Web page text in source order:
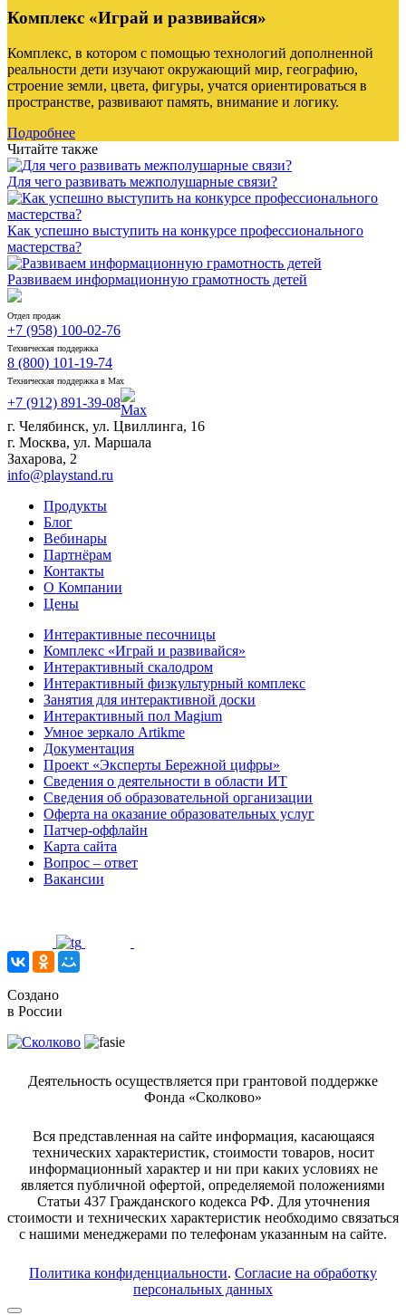
Комплекс «Играй и развивайся»
Комплекс, в котором с помощью технологий дополненной
реальности дети изучают окружающий мир, географию,
строение земли, цвета, фигуры, учатся ориентироваться в
пространстве, развивают память, внимание и логику.
Подробнее
Читайте также
Для чего развивать межполушарные связи?
Как успешно выступить на конкурсе профессионального
мастерства?
Развиваем информационную грамотность детей
Отдел продаж
+7 (958) 100-02-76
Техническая поддержка
8 (800) 101-19-74
Техническая поддержка в Max
+7 (912) 891-39-08
г. Челябинск, ул. Цвиллинга, 16
г. Москва, ул. Маршала
Захарова, 2
info@playstand.ru
Продукты
Блог
Вебинары
Партнёрам
Контакты
О Компании
Цены
Интерактивные песочницы
Комплекс «Играй и развивайся»
Интерактивный скалодром
Интерактивный физкультурный комплекс
Занятия для интерактивной доски
Интерактивный пол Magium
Умное зеркало Artikme
Документация
Проект «Эксперты Бережной цифры»
Сведения о деятельности в области ИТ
Сведения об образовательной организации
Оферта на оказание образовательных услуг
Патчер-оффлайн
Карта сайта
Вопрос – ответ
Вакансии
Создано
в России
Деятельность осуществляется при грантовой поддержке
Фонда «Сколково»
Вся представленная на сайте информация, касающаяся
технических характеристик, стоимости товаров, носит
информационный характер и ни при каких условиях не
является публичной офертой, определяемой положениями
Статьи 437 Гражданского кодекса РФ. Для уточнения
стоимости и технических характеристик необходимо связаться
с нашими менеджерами по телефонам указанным на сайте.
Политика конфиденциальности. Согласие на обработку
персональных данных